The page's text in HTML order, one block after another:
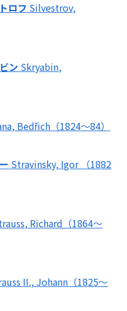
ロフ Silvestrov,
ン Skryabin,
Bedřich（1824～84）
Stravinsky, Igor （1882
Richard（1864～
II., Johann（1825～